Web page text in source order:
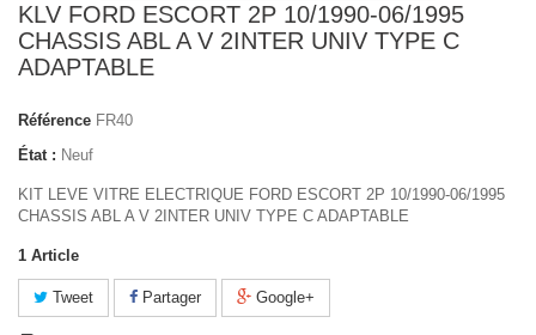
KLV FORD ESCORT 2P 10/1990-06/1995
CHASSIS ABL A V 2INTER UNIV TYPE C
ADAPTABLE
Référence FR40
État : Neuf
KIT LEVE VITRE ELECTRIQUE FORD ESCORT 2P 10/1990-06/1995
CHASSIS ABL A V 2INTER UNIV TYPE C ADAPTABLE
1 Article
Tweet Partager Google+